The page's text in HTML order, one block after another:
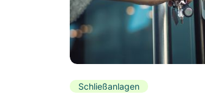
Schließanlagen